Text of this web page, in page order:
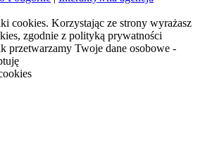
cookies. Korzystając ze strony wyrażasz
zgodnie z polityką prywatności
przetwarzamy Twoje dane osobowe -